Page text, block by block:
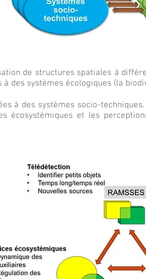
de structures spatiales à
des systèmes écologiques (la
à des systèmes socio-
écosystémiques et les